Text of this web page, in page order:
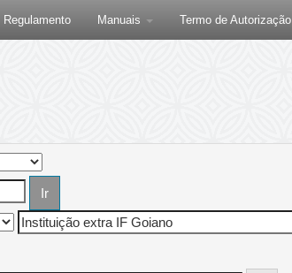
Regulamento Manuais Termo de Autorização